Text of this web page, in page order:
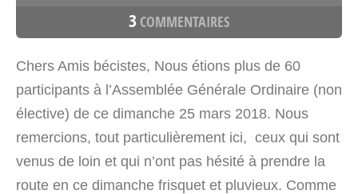
3 COMMENTAIRES
Chers Amis bécistes, Nous étions plus de 60
participants à l’Assemblée Générale Ordinaire (non
élective) de ce dimanche 25 mars 2018. Nous
remercions, tout particulièrement ici, ceux qui sont
venus de loin et qui n’ont pas hésité à prendre la
route en ce dimanche frisquet et pluvieux. Comme